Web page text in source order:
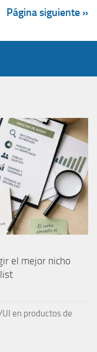
Página siguiente »
el mejor nicho